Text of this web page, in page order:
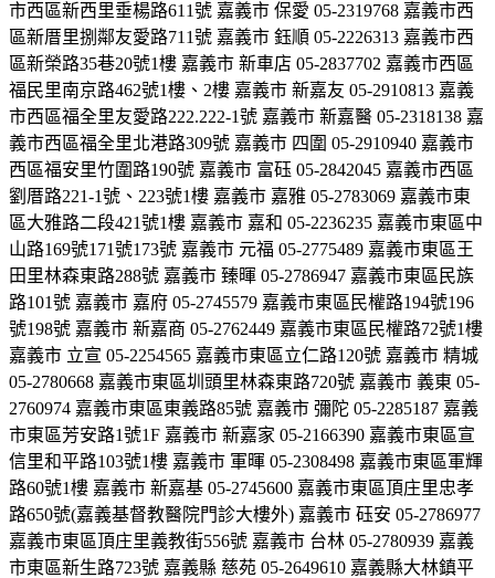
市西區新西里垂楊路611號 嘉義市 保愛 05-2319768 嘉義市西
區新厝里捌鄰友愛路711號 嘉義市 鈺順 05-2226313 嘉義市西
區新榮路35巷20號1樓 嘉義市 新車店 05-2837702 嘉義市西區
福民里南京路462號1樓、2樓 嘉義市 新嘉友 05-2910813 嘉義
市西區福全里友愛路222.222-1號 嘉義市 新嘉醫 05-2318138 嘉
義市西區福全里北港路309號 嘉義市 四圍 05-2910940 嘉義市
西區福安里竹圍路190號 嘉義市 富砡 05-2842045 嘉義市西區
劉厝路221-1號、223號1樓 嘉義市 嘉雅 05-2783069 嘉義市東
區大雅路二段421號1樓 嘉義市 嘉和 05-2236235 嘉義市東區中
山路169號171號173號 嘉義市 元福 05-2775489 嘉義市東區王
田里林森東路288號 嘉義市 臻暉 05-2786947 嘉義市東區民族
路101號 嘉義市 嘉府 05-2745579 嘉義市東區民權路194號196
號198號 嘉義市 新嘉商 05-2762449 嘉義市東區民權路72號1樓
嘉義市 立宣 05-2254565 嘉義市東區立仁路120號 嘉義市 精城
05-2780668 嘉義市東區圳頭里林森東路720號 嘉義市 義東 05-
2760974 嘉義市東區東義路85號 嘉義市 彌陀 05-2285187 嘉義
市東區芳安路1號1F 嘉義市 新嘉家 05-2166390 嘉義市東區宣
信里和平路103號1樓 嘉義市 軍暉 05-2308498 嘉義市東區軍輝
路60號1樓 嘉義市 新嘉基 05-2745600 嘉義市東區頂庄里忠孝
路650號(嘉義基督教醫院門診大樓外) 嘉義市 砡安 05-2786977
嘉義市東區頂庄里義教街556號 嘉義市 台林 05-2780939 嘉義
市東區新生路723號 嘉義縣 慈苑 05-2649610 嘉義縣大林鎮平